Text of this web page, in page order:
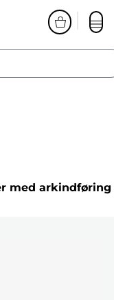
med arkindføring